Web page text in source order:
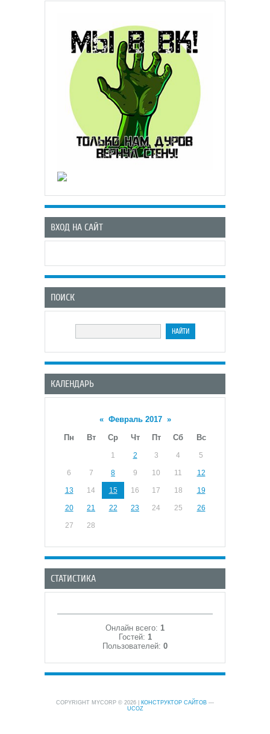
ВХОД НА САЙТ
ПОИСК
КАЛЕНДАРЬ
« Февраль 2017 »
Пн
Вт Ср Чт Пт Сб Вс
1 2 3 4 5
6 7 8 9 10 11 12
13 14 15 16 17 18 19
20 21 22 23 24 25 26
27 28
СТАТИСТИКА
Онлайн всего: 1
Гостей: 1
Пользователей: 0
COPYRIGHT MYCORP © 2026 КОНСТРУКТОР САЙТОВ —
UCOZ